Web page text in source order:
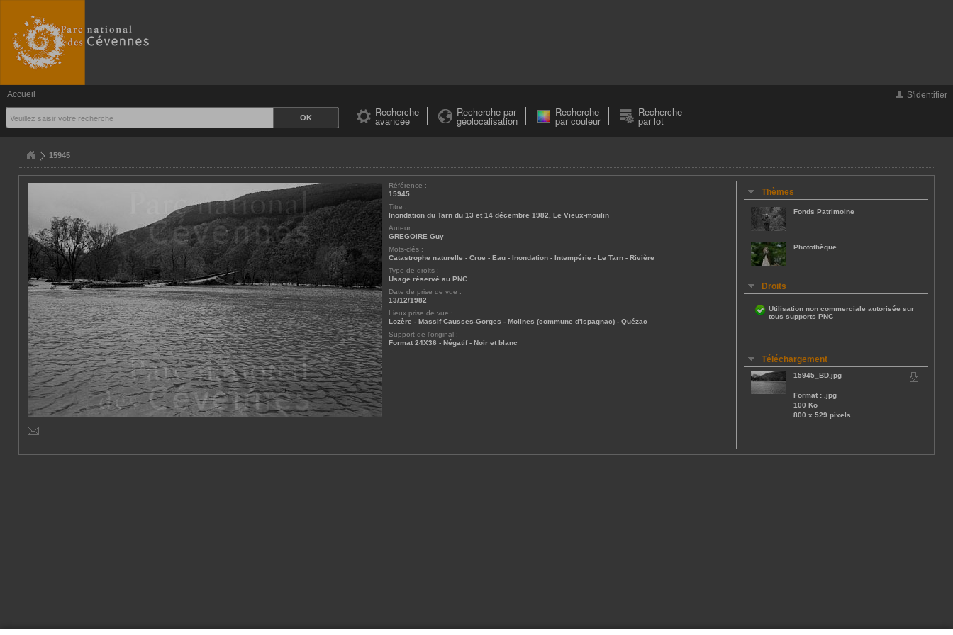
Accueil S'identifier
Recherche
avancée
Recherche par
géolocalisation
Recherche
par couleur
Recherche
par lot
15945
Référence :
15945
Titre :
Inondation du Tarn du 13 et 14 décembre 1982, Le Vieux-moulin
Auteur :
GREGOIRE Guy
Mots-clés :
Catastrophe naturelle - Crue - Eau - Inondation - Intempérie - Le Tarn - Rivière
Type de droits :
Usage réservé au PNC
Date de prise de vue :
13/12/1982
Lieux prise de vue :
Lozère - Massif Causses-Gorges - Molines (commune d'Ispagnac) - Quézac
Support de l'original :
Format 24X36 - Négatif - Noir et blanc
Thèmes
Fonds Patrimoine
Photothèque
Droits
Utilisation non commerciale autorisée sur
tous supports PNC
Téléchargement
15945_BD.jpg
Format : .jpg
100 Ko
800 x 529 pixels